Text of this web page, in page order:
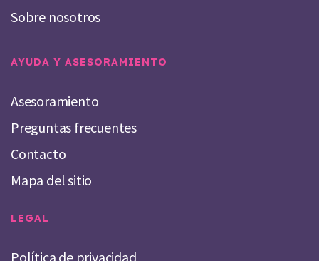
Sobre nosotros
AYUDA Y ASESORAMIENTO
Asesoramiento
Preguntas frecuentes
Contacto
Mapa del sitio
LEGAL
Política de privacidad